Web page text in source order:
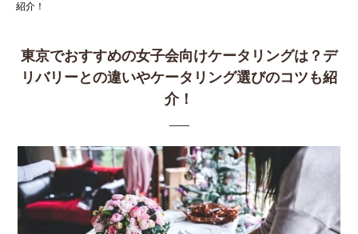
紹介！
東京でおすすめの女子会向けケータリングは？デ
リバリーとの違いやケータリング選びのコツも紹
介！